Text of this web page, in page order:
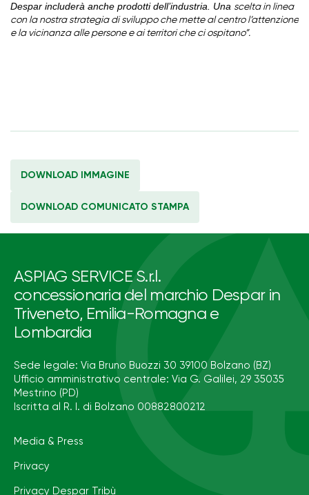
Despar includerà anche prodotti dell’industria. Una scelta in linea
con la nostra strategia di sviluppo che mette al centro l’attenzione
e la vicinanza alle persone e ai territori che ci ospitano”.
DOWNLOAD IMMAGINE
DOWNLOAD COMUNICATO STAMPA
ASPIAG SERVICE S.r.l.
concessionaria del marchio Despar in
Triveneto, Emilia-Romagna e
Lombardia
Sede legale: Via Bruno Buozzi 30 39100 Bolzano (BZ)
Ufficio amministrativo centrale: Via G. Galilei, 29 35035
Mestrino (PD)
Iscritta al R. I. di Bolzano 00882800212
Media & Press
Privacy
Privacy Despar Tribù